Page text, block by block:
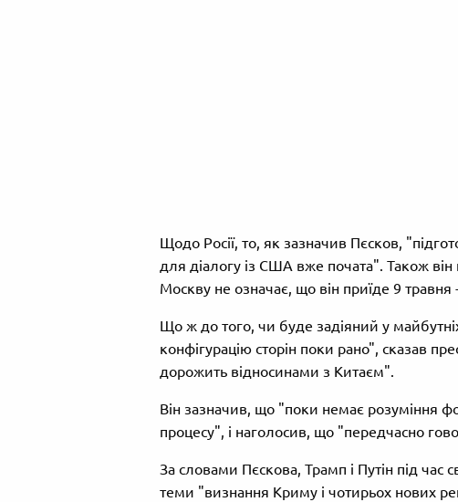
Щодо Росії, то, як зазначив Пєсков,
для діалогу із США вже почата". Також
Москву не означає, що він приїде 9
Що ж до того, чи буде задіяний у
конфігурацію сторін поки рано", сказав
дорожить відносинами з Китаєм".
Він зазначив, що "поки немає розуміння
процесу", і наголосив, що "передчасно
За словами Пєскова, Трамп і Путін під час
теми "визнання Криму і чотирьох нових